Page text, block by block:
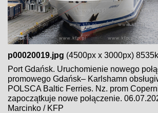
p00020019.jpg (4500px x 3000px)
Port Gdańsk. Uruchomienie nowego
promowego Gdańsk– Karlshamn
POLSCA Baltic Ferries. Nz. prom
zapoczątkuje nowe połączenie.
Marcinko / KFP